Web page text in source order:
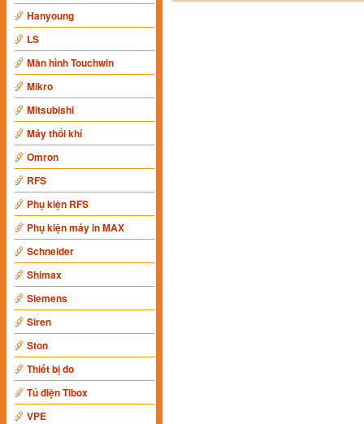
Hanyoung
LS
Màn hình Touchwin
Mikro
Mitsubishi
Máy thổi khí
Omron
RFS
Phụ kiện RFS
Phụ kiện máy in MAX
Schneider
Shimax
Siemens
Siren
Ston
Thiết bị đo
Tủ điện Tibox
VPE